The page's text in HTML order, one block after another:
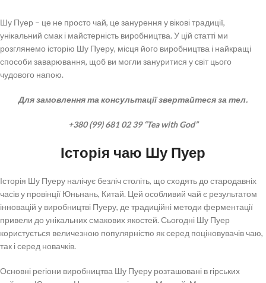
Шу Пуер – це не просто чай, це занурення у вікові традиції,
унікальний смак і майстерність виробництва. У цій статті ми
розглянемо історію Шу Пуеру, місця його виробництва і найкращі
способи заварювання, щоб ви могли зануритися у світ цього
чудового напою.
Для замовлення та консультації звертайтеся за тел.
+380 (99) 681 02 39 “Tea with God”
Історія чаю Шу Пуер
Історія Шу Пуеру налічує безліч століть, що сходять до стародавніх
часів у провінції Юньнань, Китай. Цей особливий чай є результатом
інновацій у виробництві Пуеру, де традиційні методи ферментації
привели до унікальних смакових якостей. Сьогодні Шу Пуер
користується величезною популярністю як серед поціновувачів чаю,
так і серед новачків.
Основні регіони виробництва Шу Пуеру розташовані в гірських